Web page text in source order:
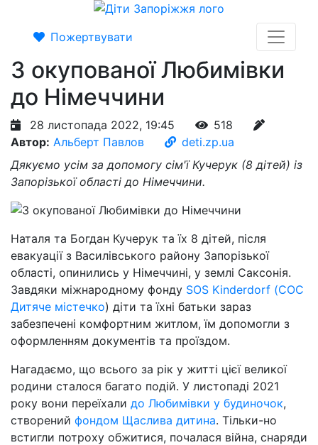
Пожертвувати
З окупованої Любимівки
до Німеччини
28 листопада 2022, 19:45
518
Автор: Альберт Павлов
deti.zp.ua
Дякуємо усім за допомогу сім'ї Кучерук (8 дітей) із
Запорізької області до Німеччини.
Наталя та Богдан Кучерук та їх 8 дітей, після
евакуації з Василівського району Запорізької
області, опинились у Німеччині, у землі Саксонія.
Завдяки міжнародному фонду SOS Kinderdorf (СОС
Дитяче містечко) діти та їхні батьки зараз
забезпечені комфортним житлом, їм допомогли з
оформленням документів та проїздом.
Нагадаємо, що всього за рік у житті цієї великої
родини сталося багато подій. У листопаді 2021
року вони переїхали до Любимівки у будиночок,
створений фондом Щаслива дитина. Тільки-но
встигли потроху обжитися, почалася війна, снаряди